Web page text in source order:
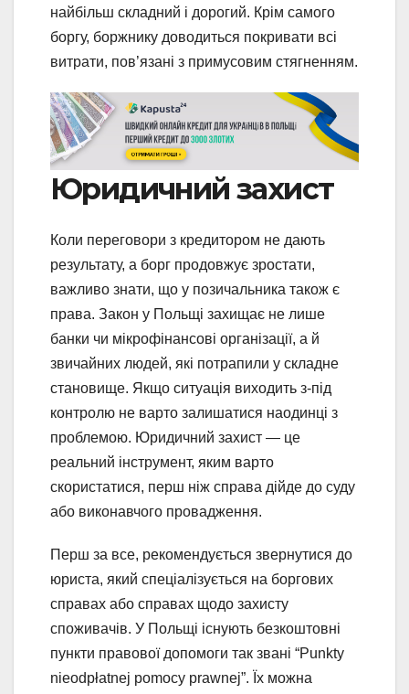
найбільш складний і дорогий. Крім самого
боргу, боржнику доводиться покривати всі
витрати, пов’язані з примусовим стягненням.
Юридичний захист
Коли переговори з кредитором не дають
результату, а борг продовжує зростати,
важливо знати, що у позичальника також є
права. Закон у Польщі захищає не лише
банки чи мікрофінансові організації, а й
звичайних людей, які потрапили у складне
становище. Якщо ситуація виходить з-під
контролю не варто залишатися наодинці з
проблемою. Юридичний захист — це
реальний інструмент, яким варто
скористатися, перш ніж справа дійде до суду
або виконавчого провадження.
Перш за все, рекомендується звернутися до
юриста, який спеціалізується на боргових
справах або справах щодо захисту
споживачів. У Польщі існують безкоштовні
пункти правової допомоги так звані “Punkty
nieodpłatnej pomocy prawnej”. Їх можна